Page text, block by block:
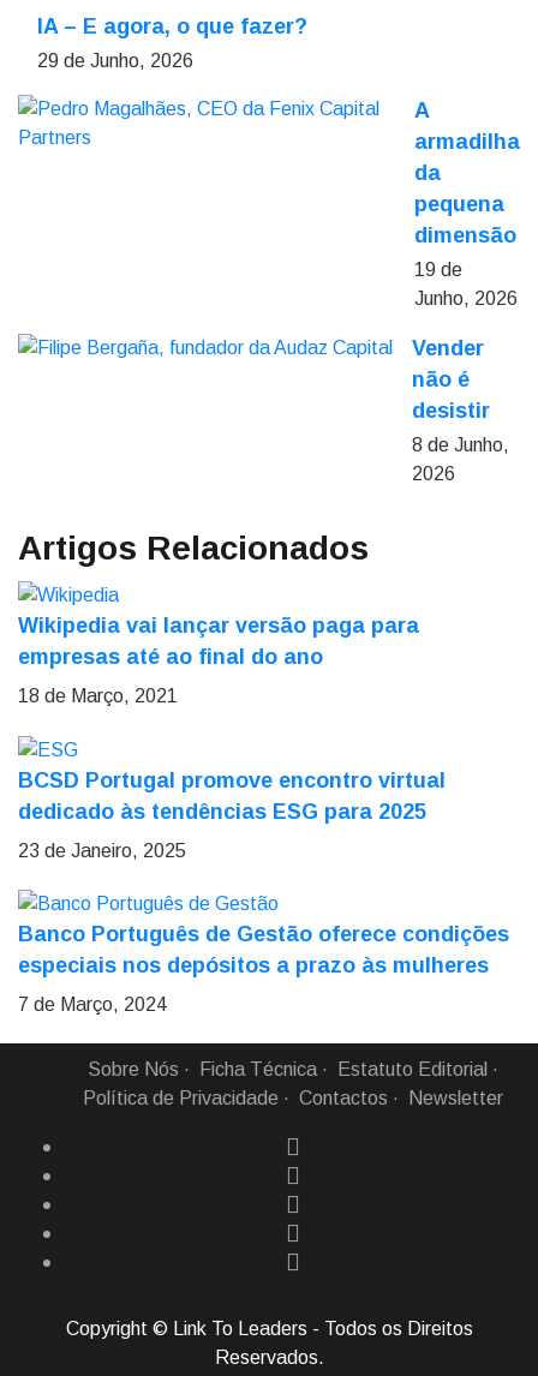
IA – E agora, o que fazer?
29 de Junho, 2026
A
armadilha
da
pequena
dimensão
19 de
Junho, 2026
Vender
não é
desistir
8 de Junho,
2026
Artigos Relacionados
Wikipedia vai lançar versão paga para
empresas até ao final do ano
18 de Março, 2021
BCSD Portugal promove encontro virtual
dedicado às tendências ESG para 2025
23 de Janeiro, 2025
Banco Português de Gestão oferece condições
especiais nos depósitos a prazo às mulheres
7 de Março, 2024
Sobre Nós Ficha Técnica
Estatuto Editorial
Política de Privacidade
Contactos Newsletter
Copyright © Link To Leaders - Todos os Direitos
Reservados.